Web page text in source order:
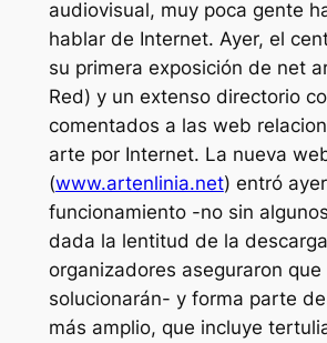
audiovisual, muy poca gente
hablar de Internet. Ayer, el
su primera exposición de net
Red) y un extenso directorio
comentados a las web
arte por Internet. La nueva
(www.artenlinia.net) entró
funcionamiento -no sin
dada la lentitud de la
organizadores aseguraron que
solucionarán- y forma parte
más amplio, que incluye